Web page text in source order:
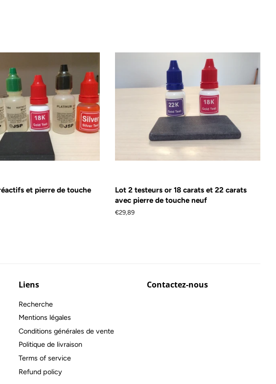
et pierre de touche
Lot 2 testeurs or 18 carats et 22 carats
avec pierre de touche neuf
Prix
€29,89
Liens
Recherche
Mentions légales
Conditions générales de vente
Politique de livraison
Terms of service
Refund policy
Contactez-nous